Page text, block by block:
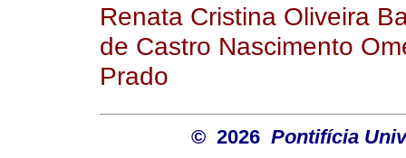
Renata Cristina Oliveira
de Castro Nascimento
Prado
© 2026 Pontifícia